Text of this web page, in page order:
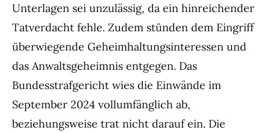
Unterlagen sei unzulässig, da ein hinreichender
Tatverdacht fehle. Zudem stünden dem Eingriff
überwiegende Geheimhaltungsinteressen und
das Anwaltsgeheimnis entgegen. Das
Bundesstrafgericht wies die Einwände im
September 2024 vollumfänglich ab,
beziehungsweise trat nicht darauf ein. Die